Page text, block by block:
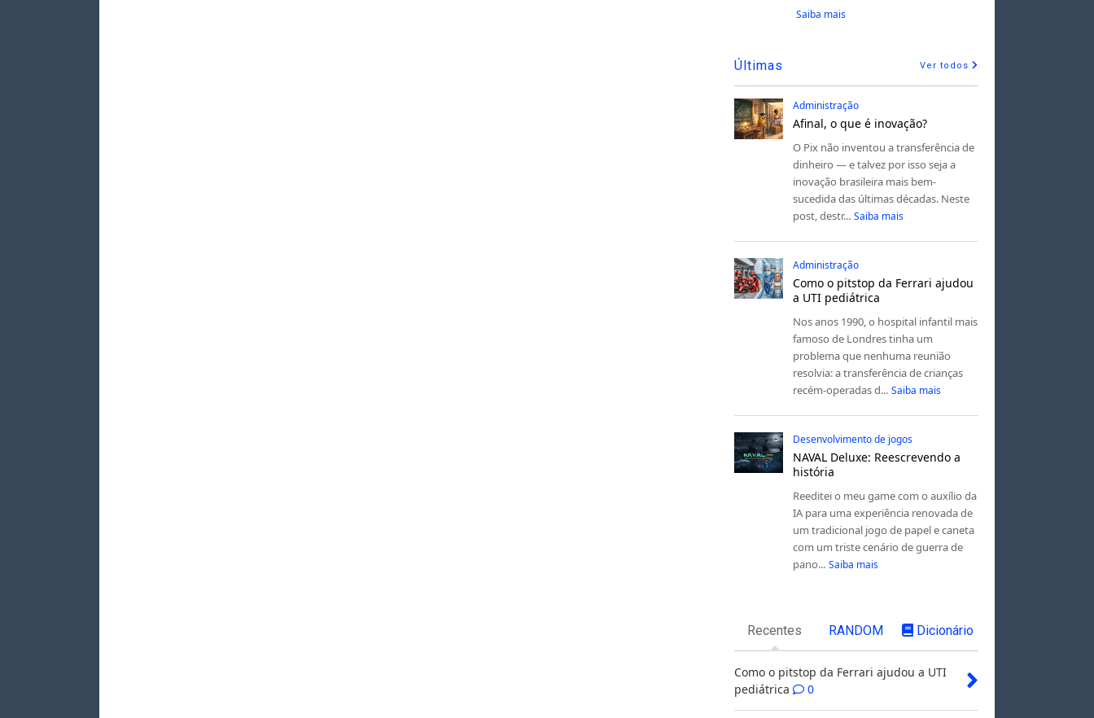
Saiba mais
Últimas Ver todos
Administração
Afinal, o que é inovação?
O Pix não inventou a transferência de
dinheiro — e talvez por isso seja a
inovação brasileira mais bem-
sucedida das últimas décadas. Neste
post, destr... Saiba mais
Administração
Como o pitstop da Ferrari ajudou
a UTI pediátrica
Nos anos 1990, o hospital infantil mais
famoso de Londres tinha um
problema que nenhuma reunião
resolvia: a transferência de crianças
recém-operadas d... Saiba mais
Desenvolvimento de jogos
NAVAL Deluxe: Reescrevendo a
história
Reeditei o meu game com o auxílio da
IA para uma experiência renovada de
um tradicional jogo de papel e caneta
com um triste cenário de guerra de
pano... Saiba mais
Recentes RANDOM Dicionário
Como o pitstop da Ferrari ajudou a UTI
pediátrica
0